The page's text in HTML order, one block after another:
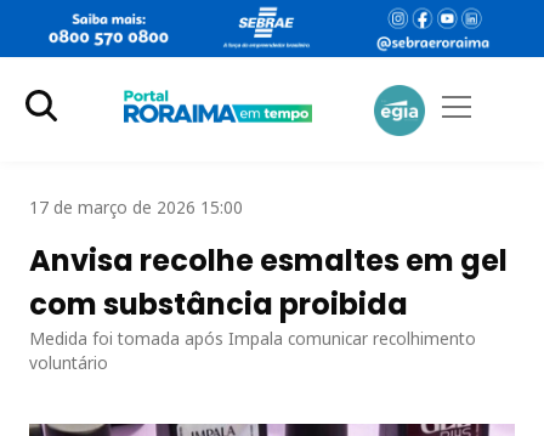
17 de março de 2026 15:00
Anvisa recolhe esmaltes em gel
com substância proibida
Medida foi tomada após Impala comunicar recolhimento
voluntário